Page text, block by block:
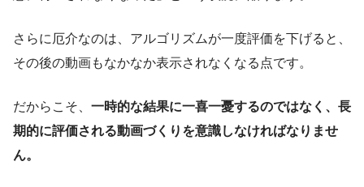
さらに厄介なのは、アルゴリズムが一度評価を下げると、
その後の動画もなかなか表示されなくなる点です。
だからこそ、 一時的な結果に一喜一憂するのではなく、長
期的に評価される動画づくりを意識しなければなりませ
ん。